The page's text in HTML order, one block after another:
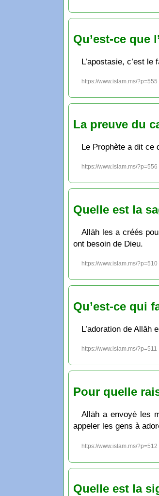
Qu’est-ce que
L’apostasie, c’est
https://www.islam.ms/?p=555
La preuve du
Le Prophète a dit ce
https://www.islam.ms/?p=556
Quelle est la
Allāh les a créés
ont besoin de Dieu.
https://www.islam.ms/?p=510
Qu’est-ce qui
L’adoration de Allāh
https://www.islam.ms/?p=511
Pour quelle
Allāh a envoyé les
appeler les gens à
https://www.islam.ms/?p=512
Quelle est la